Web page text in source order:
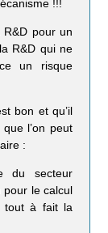
!!!
R&D pour un
R&D qui ne
un risque
bon et qu’il
l’on peut
:
du secteur
pour le calcul
tout à fait la